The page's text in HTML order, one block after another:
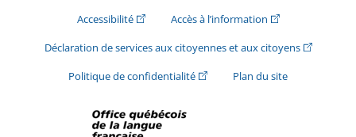
Accessibilité(Cet hyperlien externe s'ouvrira dans une
Accès à l’information(Cet hyperlien
Déclaration de services aux citoyennes et aux citoyens(Cet
Politique de confidentialité(Cet hyperlien externe s'ouvrira
Plan du site